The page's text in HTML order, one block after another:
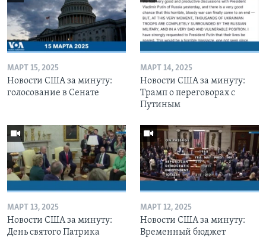
МАРТ 15, 2025
Новости США за минуту:
голосование в Сенате
МАРТ 14, 2025
Новости США за минуту:
Трамп о переговорах с
Путиным
МАРТ 13, 2025
Новости США за минуту:
День святого Патрика
МАРТ 12, 2025
Новости США за минуту:
Временный бюджет